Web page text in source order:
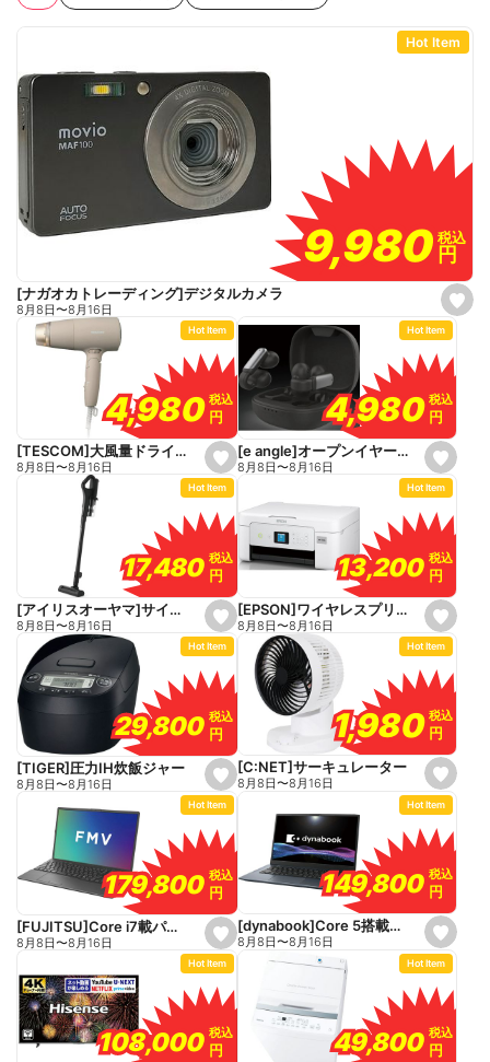
s
e
Hot Item
9,980
9,980税込
税込
円
円
[ナガオカトレーディング]デジタルカメラ
8月8日〜8月16日
s
e
t
a
v
o
r
i
e
Hot Item
4,980
4,980税込
税込
円
円
[TESCOM]大風量ドライヤー
8月8日〜8月16日
s
e
t
a
v
o
r
i
e
Hot Item
4,980
4,980 税込
税込
円
円
[e angle]オープンイヤーワイヤレスイヤホン
8月8日〜8月16日
s
e
t
a
v
o
r
i
e
Hot Item
17,480
17,480 税込
税込
円
円
[アイリスオーヤマ]サイクロン式スティッククリーナー
8月8日〜8月16日
s
e
t
a
v
o
r
i
e
Hot Item
13,200
13,200 税込
税込
円
円
[EPSON]ワイヤレスプリンター
8月8日〜8月16日
s
e
t
a
v
o
r
i
e
Hot Item
29,800
29,800 税込
税込
円
円
[TIGER]圧力IH炊飯ジャー
8月8日〜8月16日
s
e
t
a
v
o
r
i
e
Hot Item
1,980
1,980 税込
税込
円
円
[C:NET]サーキュレーター
8月8日〜8月16日
s
e
t
a
v
o
r
i
Hot Item
179,800
179,800 税込
税込
円
円
[FUJITSU]Core i7載パソコン
8月8日〜8月16日
s
e
t
a
v
o
r
i
Hot Item
149,800
149,800 税込
税込
円
円
[dynabook]Core 5搭載パソコン
8月8日〜8月16日
Hot Item
108,000
108,000 税込
税込
円
円
Hot Item
49,800
49,800 税込
税込
円
円